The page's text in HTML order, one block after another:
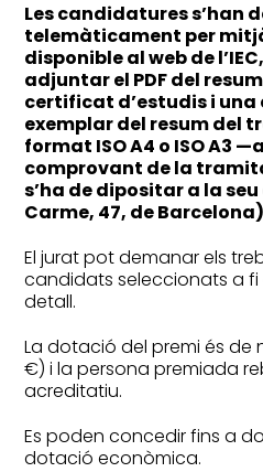
Les candidatures s’han
telemàticament per
disponible al web de
adjuntar el PDF del
certificat d’estudis i una
exemplar del resum del
format ISO A4 o ISO A3
comprovant de la
s’ha de dipositar a la seu
Carme, 47, de
El jurat pot demanar els
candidats seleccionats a fi
detall.
La dotació del premi és de
€) i la persona premiada
acreditatiu.
Es poden concedir fins a
dotació econòmica.